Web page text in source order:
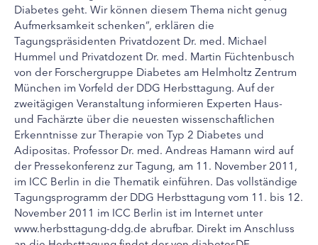
Diabetes geht. Wir können diesem Thema nicht genug
Aufmerksamkeit schenken“, erklären die
Tagungspräsidenten Privatdozent Dr. med. Michael
Hummel und Privatdozent Dr. med. Martin Füchtenbusch
von der Forschergruppe Diabetes am Helmholtz Zentrum
München im Vorfeld der DDG Herbsttagung. Auf der
zweitägigen Veranstaltung informieren Experten Haus-
und Fachärzte über die neuesten wissenschaftlichen
Erkenntnisse zur Therapie von Typ 2 Diabetes und
Adipositas. Professor Dr. med. Andreas Hamann wird auf
der Pressekonferenz zur Tagung, am 11. November 2011,
im ICC Berlin in die Thematik einführen. Das vollständige
Tagungsprogramm der DDG Herbsttagung vom 11. bis 12.
November 2011 im ICC Berlin ist im Internet unter
www.herbsttagung-ddg.de abrufbar. Direkt im Anschluss